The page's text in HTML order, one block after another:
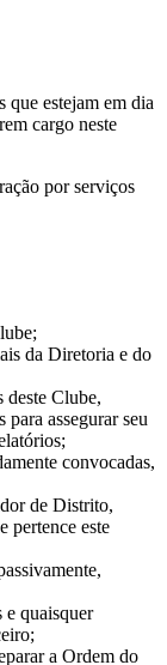
estejam em dia
cargo neste
por serviços
da Diretoria e do
deste Clube,
assegurar seu
convocadas,
de Distrito,
pertence este
e quaisquer
a Ordem do